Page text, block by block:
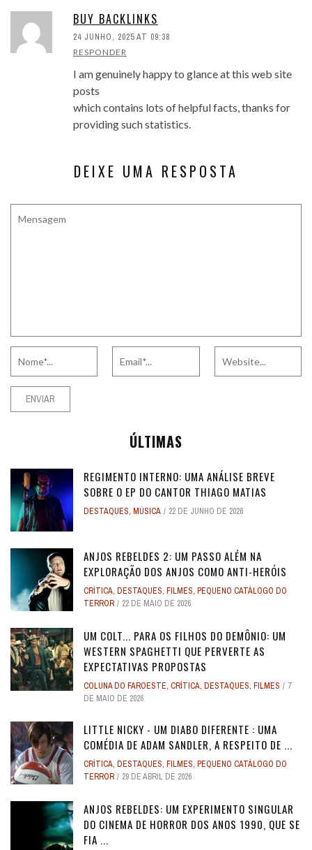
BUY BACKLINKS
24 JUNHO, 2025 AT 09:38
RESPONDER
I am genuinely happy to glance at this web site
posts
which contains lots of helpful facts, thanks for
providing such statistics.
DEIXE UMA RESPOSTA
ÚLTIMAS
REGIMENTO INTERNO: UMA ANÁLISE BREVE
SOBRE O EP DO CANTOR THIAGO MATIAS
DESTAQUES, MÚSICA 22 DE JUNHO DE 2026
ANJOS REBELDES 2: UM PASSO ALÉM NA
EXPLORAÇÃO DOS ANJOS COMO ANTI-HERÓIS
CRÍTICA, DESTAQUES, FILMES, PEQUENO CATÁLOGO DO
TERROR
22 DE MAIO DE 2026
UM COLT... PARA OS FILHOS DO DEMÔNIO: UM
WESTERN SPAGHETTI QUE PERVERTE AS
EXPECTATIVAS PROPOSTAS
COLUNA DO FAROESTE, CRÍTICA, DESTAQUES, FILMES
7
DE MAIO DE 2026
LITTLE NICKY - UM DIABO DIFERENTE : UMA
COMÉDIA DE ADAM SANDLER, A RESPEITO DE ...
CRÍTICA, DESTAQUES, FILMES, PEQUENO CATÁLOGO DO
TERROR
29 DE ABRIL DE 2026
ANJOS REBELDES: UM EXPERIMENTO SINGULAR
DO CINEMA DE HORROR DOS ANOS 1990, QUE SE
FIA ...